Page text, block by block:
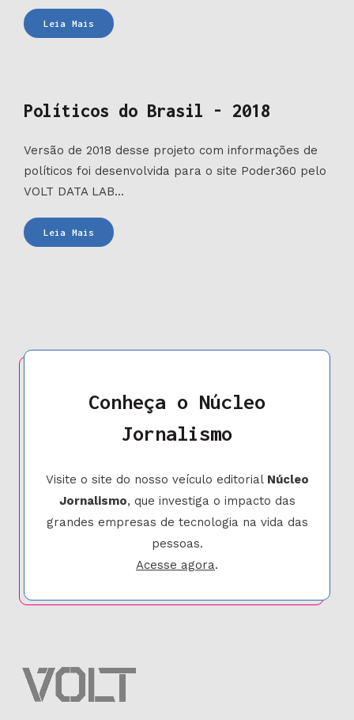
Leia MaisBolsa
de
ALESP
Políticos do Brasil - 2018
Versão de 2018 desse projeto com informações de
políticos foi desenvolvida para o site Poder360 pelo
VOLT DATA LAB...
Leia MaisPolíticos
do
Conheça o Núcleo
Jornalismo
Visite o site do nosso veículo editorial Núcleo
Jornalismo, que investiga o impacto das
grandes empresas de tecnologia na vida das
pessoas.
Acesse agora.